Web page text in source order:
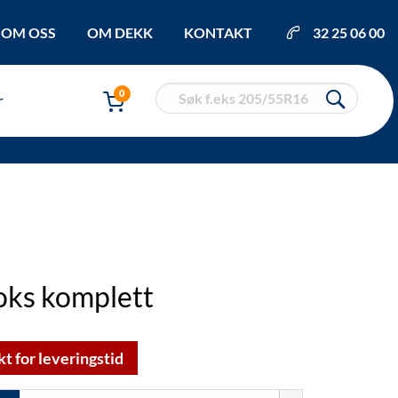
OM OSS OM DEKK KONTAKT 32 25 06 00
0
komplett
for leveringstid